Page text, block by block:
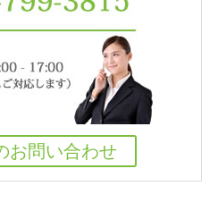
お問い合わせ